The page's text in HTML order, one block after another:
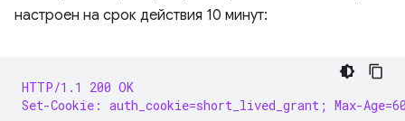
настроен на срок действия 10 минут:
HTTP/1.1 200 OK
Set-Cookie: auth_cookie=short_lived_grant; Max-